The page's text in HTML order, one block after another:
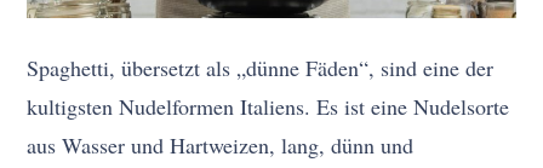
Spaghetti, übersetzt als „dünne Fäden“, sind eine der
kultigsten Nudelformen Italiens. Es ist eine Nudelsorte
aus Wasser und Hartweizen, lang, dünn und